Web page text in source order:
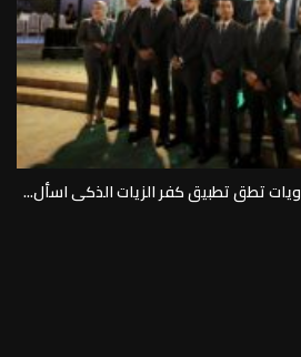
تطق تطبيق كفر الزيات الذكى اسأل...